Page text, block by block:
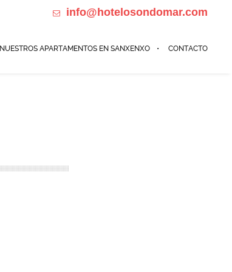
info@hotelosondomar.com
NUESTROS APARTAMENTOS EN SANXENXO CONTACTO